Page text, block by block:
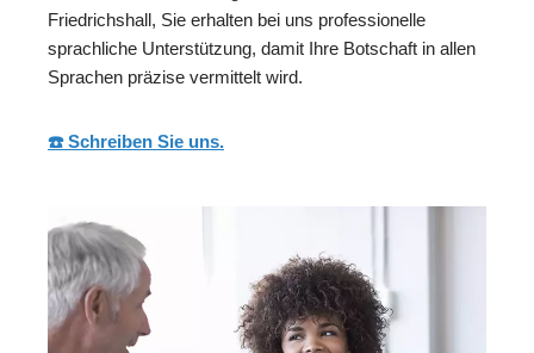
Friedrichshall, Sie erhalten bei uns professionelle
sprachliche Unterstützung, damit Ihre Botschaft in allen
Sprachen präzise vermittelt wird.
☎️ Schreiben Sie uns.